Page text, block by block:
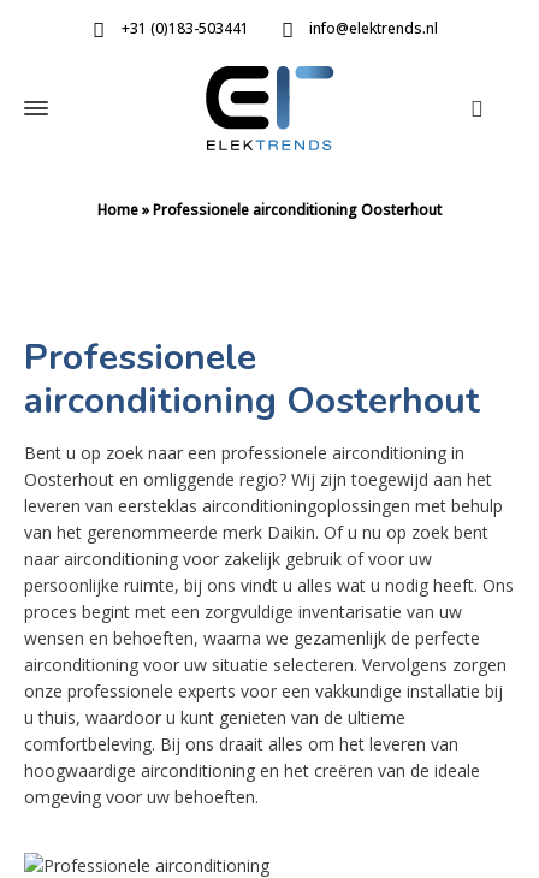
+31 (0)183-503441 info@elektrends.nl
Home»Professionele airconditioning Oosterhout
Professionele
airconditioning Oosterhout
Bent u op zoek naar een professionele airconditioning in
Oosterhout en omliggende regio? Wij zijn toegewijd aan het
leveren van eersteklas airconditioningoplossingen met behulp
van het gerenommeerde merk Daikin. Of u nu op zoek bent
naar airconditioning voor zakelijk gebruik of voor uw
persoonlijke ruimte, bij ons vindt u alles wat u nodig heeft. Ons
proces begint met een zorgvuldige inventarisatie van uw
wensen en behoeften, waarna we gezamenlijk de perfecte
airconditioning voor uw situatie selecteren. Vervolgens zorgen
onze professionele experts voor een vakkundige installatie bij
u thuis, waardoor u kunt genieten van de ultieme
comfortbeleving. Bij ons draait alles om het leveren van
hoogwaardige airconditioning en het creëren van de ideale
omgeving voor uw behoeften.